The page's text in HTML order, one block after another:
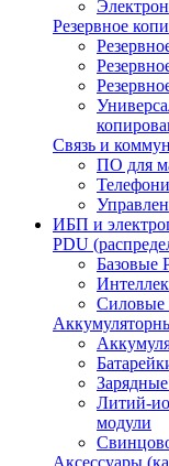
Резервное
Связь и
ПО для
ИБП и
PDU
Базовые
Силовые
Литий-
модули
Аксессуары